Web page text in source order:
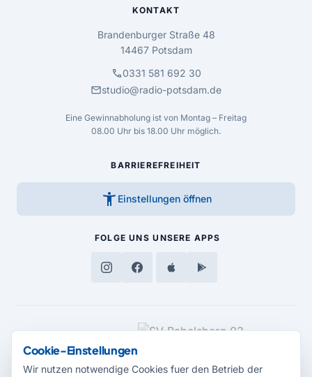
KONTAKT
Brandenburger Straße 48
14467 Potsdam
call0331 581 692 30
mailstudio@radio-potsdam.de
Eine Gewinnabholung ist von Montag – Freitag
08.00 Uhr bis 18.00 Uhr möglich.
BARRIEREFREIHEIT
accessibility_new Einstellungen öffnen
FOLGE UNS UNSERE APPS
MEDIENPARTNER
Cookie-Einstellungen
Wir nutzen notwendige Cookies fuer den Betrieb der